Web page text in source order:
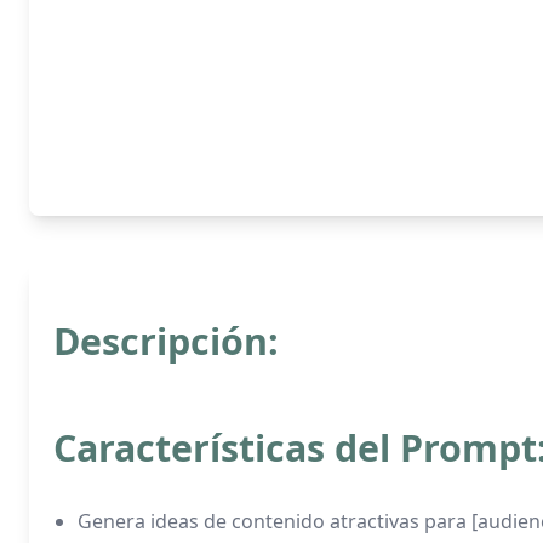
Descripción:
Características del
Genera ideas de contenido atractivas para